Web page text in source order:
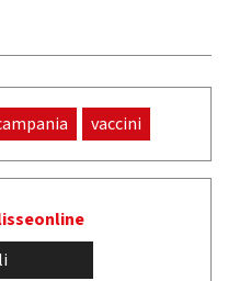
vaccini